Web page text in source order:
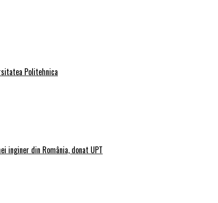
Politehnica
inginer din România, donat UPT